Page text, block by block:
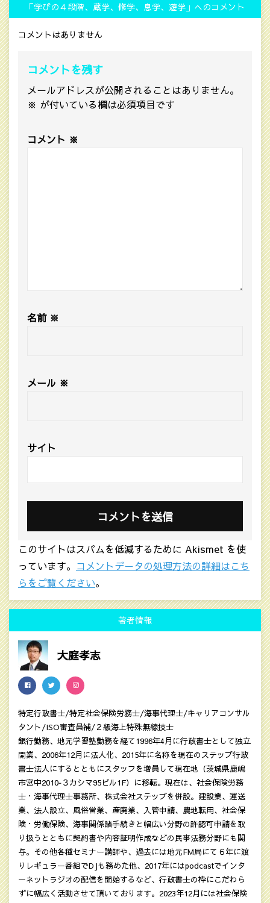
「学びの４段階、蔵学、修学、息学、遊学」へのコメント
コメントはありません
コメントを残す
メールアドレスが公開されることはありません。
※ が付いている欄は必須項目です
コメント ※
名前 ※
メール ※
サイト
このサイトはスパムを低減するために Akismet を使
っています。 コメントデータの処理方法の詳細はこち
らをご覧ください。
著者情報
大庭孝志
特定行政書士/特定社会保険労務士/海事代理士/キャリアコンサル
タント/ISO審査員補/２級海上特殊無線技士
銀行勤務、地元学習塾勤務を経て1996年4月に行政書士として独立
開業、2006年12月に法人化、2015年に名称を現在のステップ行政
書士法人にするとともにスタッフを増員して現在地（茨城県鹿嶋
市宮中2010‐３カシマ95ビル1F）に移転。現在は、社会保険労務
士・海事代理士事務所、株式会社ステップを併設。建設業、運送
業、法人設立、風俗営業、産廃業、入管申請、農地転用、社会保
険・労働保険、海事関係諸手続きと幅広い分野の許認可申請を取
り扱うとともに契約書や内容証明作成などの民亊法務分野にも関
与。その他各種セミナー講師や、過去には地元FM局にて６年に渡
りレギュラー番組でDJも務めた他、2017年にはpodcastでインタ
ーネットラジオの配信を開始するなど、行政書士の枠にこだわら
ずに幅広く活動させて頂いております。2023年12月には社会保険